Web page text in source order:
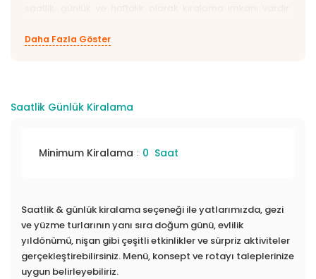
ve haftalık kiralama ücretini öğrenmek için yat kiralama
Daha Fazla Göster
Saatlik Günlük Kiralama
Minimum Kiralama : 0 Saat
Saatlik & günlük kiralama seçeneği ile yatlarımızda, gezi
ve yüzme turlarının yanı sıra doğum günü, evlilik
yıldönümü, nişan gibi çeşitli etkinlikler ve sürpriz aktiviteler
gerçekleştirebilirsiniz. Menü, konsept ve rotayı taleplerinize
uygun belirleyebiliriz.